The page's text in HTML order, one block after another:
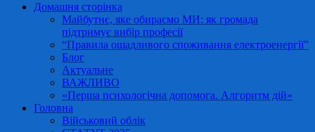
Домашня сторінка
Майбутнє, яке обираємо МИ: як громада
підтримує вибір професії
“Правила ощадливого споживання електроенергії”
Блог
Актуальне
ВАЖЛИВО
«Перша психологічна допомога. Алгоритм дій»
Головна
Військовий облік